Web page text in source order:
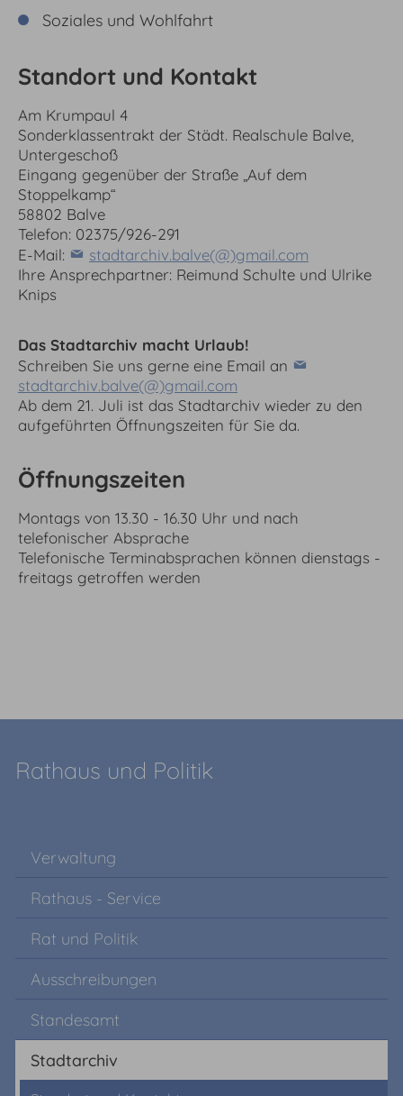
Soziales und Wohlfahrt
Standort und Kontakt
Am Krumpaul 4
Sonderklassentrakt der Städt. Realschule Balve,
Untergeschoß
Eingang gegenüber der Straße „Auf dem
Stoppelkamp“
58802 Balve
Telefon: 02375/926-291
E-Mail:
stadtarchiv.balve(@)gmail.com
Ihre Ansprechpartner: Reimund Schulte und Ulrike
Knips
Das Stadtarchiv macht Urlaub!
Schreiben Sie uns gerne eine Email an
stadtarchiv.balve(@)gmail.com
Ab dem 21. Juli ist das Stadtarchiv wieder zu den
aufgeführten Öffnungszeiten für Sie da.
Öffnungszeiten
Montags von 13.30 - 16.30 Uhr und nach
telefonischer Absprache
Telefonische Terminabsprachen können dienstags -
freitags getroffen werden
Rathaus und Politik
Verwaltung
Rathaus - Service
Rat und Politik
Ausschreibungen
Standesamt
Stadtarchiv